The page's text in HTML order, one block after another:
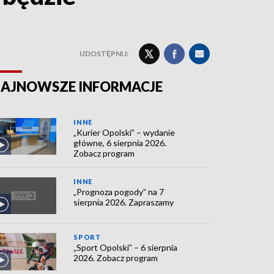
UDOSTĘPNIJ:
INFORMACJE
INNE
„Kurier Opolski” – wydanie
główne, 6 sierpnia 2026.
Zobacz program
INNE
„Prognoza pogody” na 7
sierpnia 2026. Zapraszamy
SPORT
„Sport Opolski” – 6 sierpnia
2026. Zobacz program